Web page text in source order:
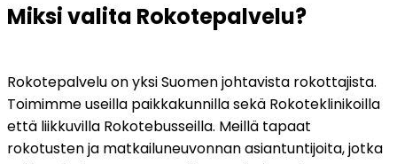
Miksi valita Rokotepalvelu?
Rokotepalvelu on yksi Suomen johtavista rokottajista.
Toimimme useilla paikkakunnilla sekä Rokoteklinikoilla
että liikkuvilla Rokotebusseilla. Meillä tapaat
rokotusten ja matkailuneuvonnan asiantuntijoita, jotka